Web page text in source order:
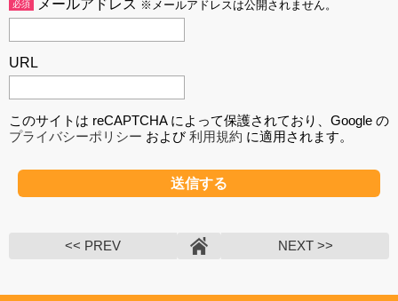
必須 メールアドレス ※メールアドレスは公開されません。
URL
このサイトは reCAPTCHA によって保護されており、Google の
プライバシーポリシー および利用規約 に適用されます。
<< PREV NEXT >>